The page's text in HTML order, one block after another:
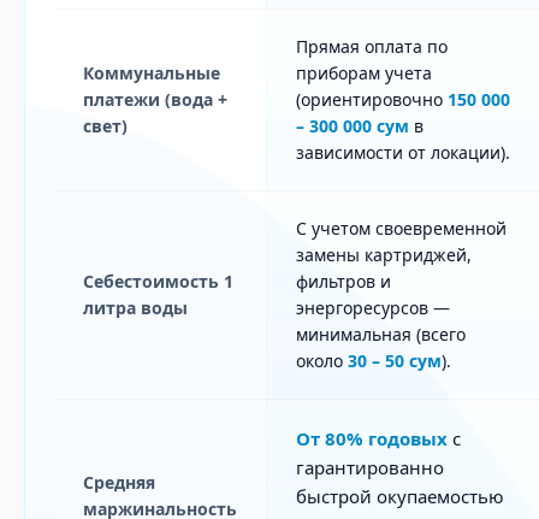
Коммунальные
платежи (вода +
свет)
Прямая оплата по
приборам учета
(ориентировочно 150 000
– 300 000 сум в
зависимости от локации).
Себестоимость 1
литра воды
С учетом своевременной
замены картриджей,
фильтров и
энергоресурсов —
минимальная (всего
около 30 – 50 сум).
Средняя
маржинальность
От 80% годовых с
гарантированно
быстрой окупаемостью